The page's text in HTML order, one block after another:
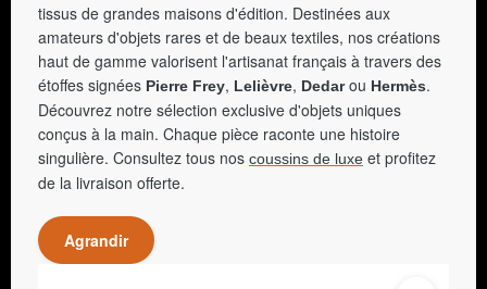
tissus de grandes maisons d'édition. Destinées aux
amateurs d'objets rares et de beaux textiles, nos créations
haut de gamme valorisent l'artisanat français à travers des
étoffes signées Pierre Frey, Lelièvre, Dedarou Hermès.
Découvrez notre sélection exclusive d'objets uniques
conçus à la main. Chaque pièce raconte une histoire
singulière. Consultez tous nos coussins de luxe et profitez
de la livraison offerte.
Agrandir